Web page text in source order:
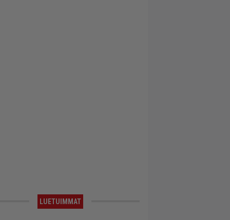
LUETUIMMAT